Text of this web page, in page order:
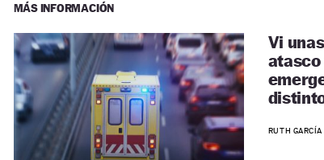
MÁS INFORMACIÓN
Vi
atasco
RUTH GARCÍA